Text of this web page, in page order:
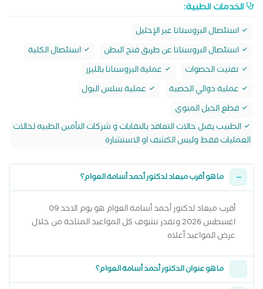
الخدمات الطبية:
استئصال البروستاتا عبر الإحليل
استئصال البروستاتا عن طريق فتح البطن
استئصال الكلية
تفتيت الحصوات
عملية البروستاتا بالليزر
عملية دوالي الخصية
عملية سلس البول
قطع الحبل المنوي
الطبيب يقبل حالات التعاقد بالنقابات و شركات التأمين الطبيه لحالات
العمليات فقط وليس الكشف او الاستشارة
ما هو أقرب ميعاد لدكتور أحمد أسامة العوام؟
أقرب ميعاد لدكتور أحمد أسامة العوام هو يوم الاحد 09
اغسطس 2026 وتقدر تشوف كل المواعيد المتاحة من خلال
عرض المواعيد أعلاه
ما هو عنوان الدكتور أحمد أسامة العوام؟